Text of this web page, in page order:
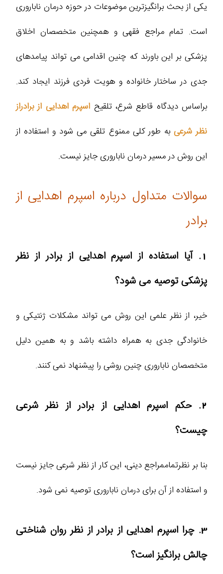
یکی از بحث برانگیزترین موضوعات در حوزه درمان ناباروری
است. تمام مراجع فقهی و همچنین متخصصان اخلاق
پزشکی بر این باورند که چنین اقدامی می تواند پیامدهای
جدی در ساختار خانواده و هویت فردی فرزند ایجاد کند.
براساس دیدگاه قاطع شرع، تلقیح اسپرم اهدایی از برادراز
نظر شرعی به طور کلی ممنوع تلقی می شود و استفاده از
این روش در مسیر درمان ناباروری جایز نیست.
سوالات متداول درباره اسپرم اهدایی از
برادر
1. آیا استفاده از اسپرم اهدایی از برادر از نظر
پزشکی توصیه می شود؟
خیر، از نظر علمی این روش می تواند مشکلات ژنتیکی و
خانوادگی جدی به همراه داشته باشد و به همین دلیل
متخصصان ناباروری چنین روشی را پیشنهاد نمی کنند.
2. حکم اسپرم اهدایی از برادر از نظر شرعی
چیست؟
بنا بر نظرتماممراجع دینی، این کار از نظر شرعی جایز نیست
و استفاده از آن برای درمان ناباروری توصیه نمی شود.
3. چرا اسپرم اهدایی از برادر از نظر روان شناختی
چالش برانگیز است؟